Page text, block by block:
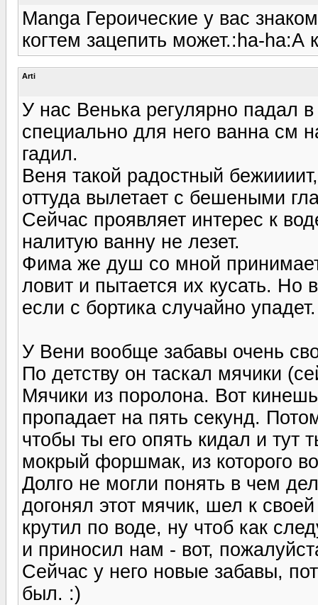
Manga Героические у вас
когтем зацепить может.:ha-ha:А
Arti
У нас Венька регулярно падал в
специально для него ванна см
гадил.
Веня такой радостный
оттуда вылетает с бешеными
Сейчас проявляет интерес к
налитую ванну не лезет.
Фима же душ со мной
ловит и пытается их кусать. Но
если с бортика случайно упадет.
У Вени вообще забавы очень
По детству он таскал мячики
Мячики из поролона. Вот
пропадает на пять секунд.
чтобы ты его опять кидал и тут
мокрый форшмак, из которого
Долго не могли понять в чем
догонял этот мячик, шел к
крутил по воде, ну чтоб как
и приносил нам - вот,
Сейчас у него новые забавы,
был. :)